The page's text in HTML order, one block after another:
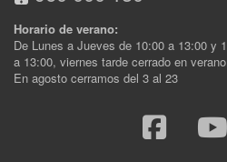
Horario de verano:
De Lunes a Jueves de 10:00 a 13:00 y
a 13:00, viernes tarde cerrado en
En agosto cerramos del 3 al 23